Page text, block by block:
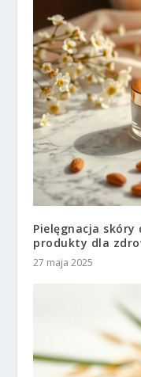
Pielęgnacja skóry
produkty dla
27 maja 2025